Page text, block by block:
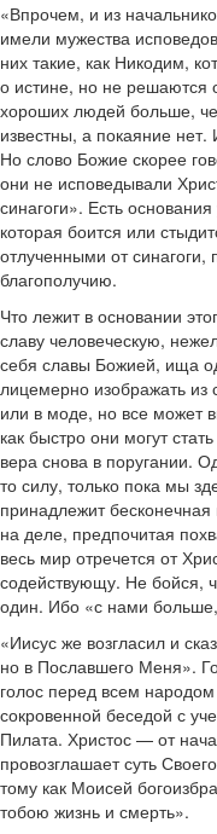
«Впрочем, и из
имели мужества
них такие, как Никодим,
о истине, но не решаются
хороших людей больше,
известны, а покаяние
Но слово Божие скорее
они не исповедывали
синагоги». Есть
которая боится или
отлученными от синагоги,
благополучию.
Что лежит в основании
славу человеческую,
себя славы Божией, ища
лицемерно изображать из
или в моде, но все может
как быстро они могут
вера снова в поругании.
то силу, только пока мы
принадлежит
на деле, предпочитая
весь мир отречется от
содействующу. Не бойся,
один. Ибо «с нами
«Иисус же возгласил и
но в Пославшего Меня».
голос перед всем
сокровенной беседой с
Пилата. Христос — от
провозглашает суть
тому как Моисей
тобою жизнь и смерть».